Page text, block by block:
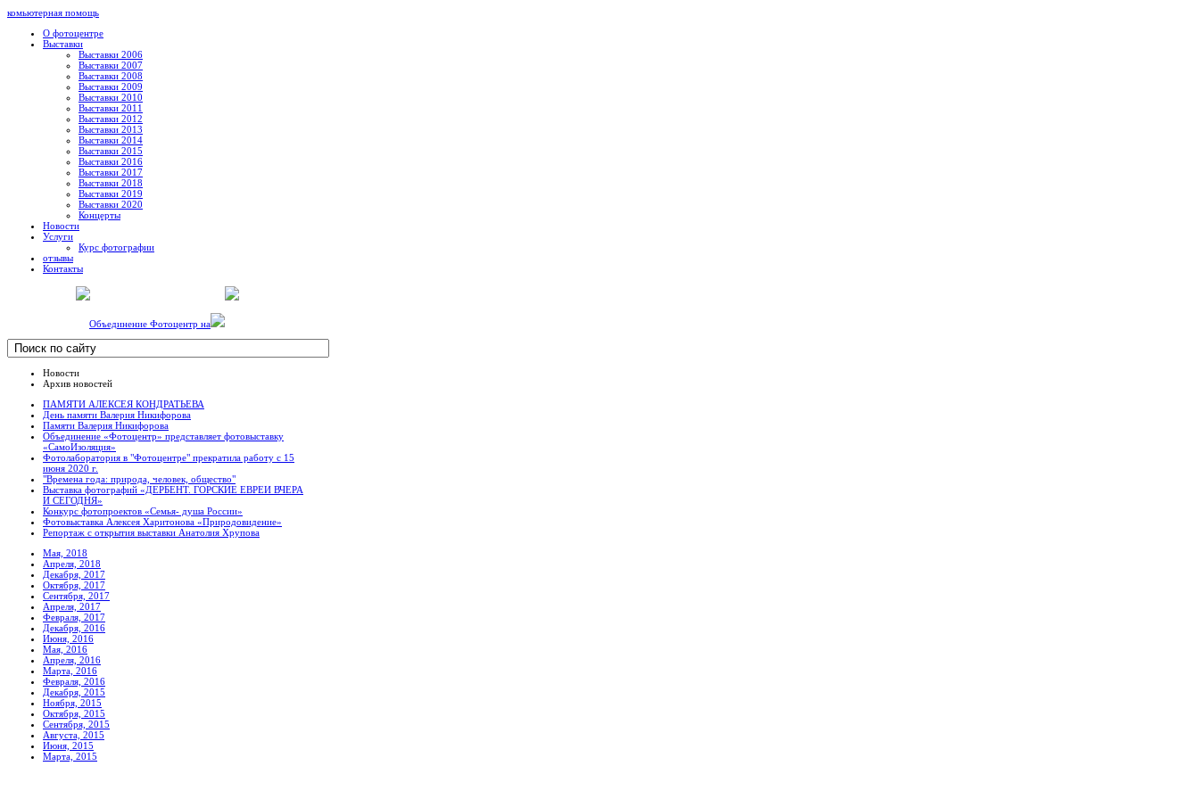
комьютерная помощь
О фотоцентре
Выставки
Выставки 2006
Выставки 2007
Выставки 2008
Выставки 2009
Выставки 2010
Выставки 2011
Выставки 2012
Выставки 2013
Выставки 2014
Выставки 2015
Выставки 2016
Выставки 2017
Выставки 2018
Выставки 2019
Выставки 2020
Концерты
Новости
Услуги
Курс фотографии
отзывы
Контакты
Объединение Фотоцентр на
Новости
Архив новостей
ПАМЯТИ АЛЕКСЕЯ КОНДРАТЬЕВА
День памяти Валерия Никифорова
Памяти Валерия Никифорова
Объединение «Фотоцентр» представляет фотовыставку
«СамоИзоляция»
Фотолаборатория в "Фотоцентре" прекратила работу с 15
июня 2020 г.
"Времена года: природа, человек, общество"
Выставка фотографий «ДЕРБЕНТ. ГОРСКИЕ ЕВРЕИ ВЧЕРА
И СЕГОДНЯ»
Конкурс фотопроектов «Семья- душа России»
Фотовыставка Алексея Харитонова «Природовидение»
Репортаж с открытия выставки Анатолия Хрупова
Мая, 2018
Апреля, 2018
Декабря, 2017
Октября, 2017
Сентября, 2017
Апреля, 2017
Февраля, 2017
Декабря, 2016
Июня, 2016
Мая, 2016
Апреля, 2016
Марта, 2016
Февраля, 2016
Декабря, 2015
Ноября, 2015
Октября, 2015
Сентября, 2015
Августа, 2015
Июня, 2015
Марта, 2015